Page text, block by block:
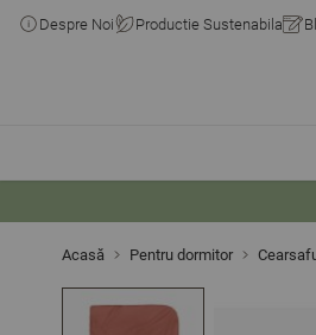
Despre Noi Productie Sustenabila
Acasă Pentru dormitor